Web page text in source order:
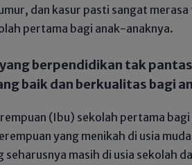
dan kasur pasti sangat
pertama bagi anak-anaknya.
berpendidikan tak
baik dan berkualitas bagi
(Ibu) sekolah pertama bagi
yang menikah di usia
seharusnya masih di usia sekolah